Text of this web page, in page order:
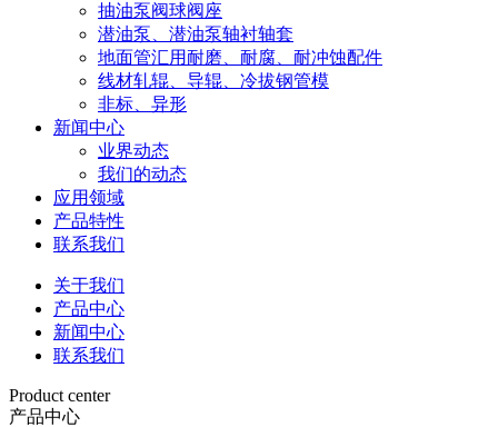
抽油泵阀球阀座
潜油泵、潜油泵轴衬轴套
地面管汇用耐磨、耐腐、耐冲蚀配件
线材轧辊、导辊、冷拔钢管模
非标、异形
新闻中心
业界动态
我们的动态
应用领域
产品特性
联系我们
关于我们
产品中心
新闻中心
联系我们
Product center
产品中心